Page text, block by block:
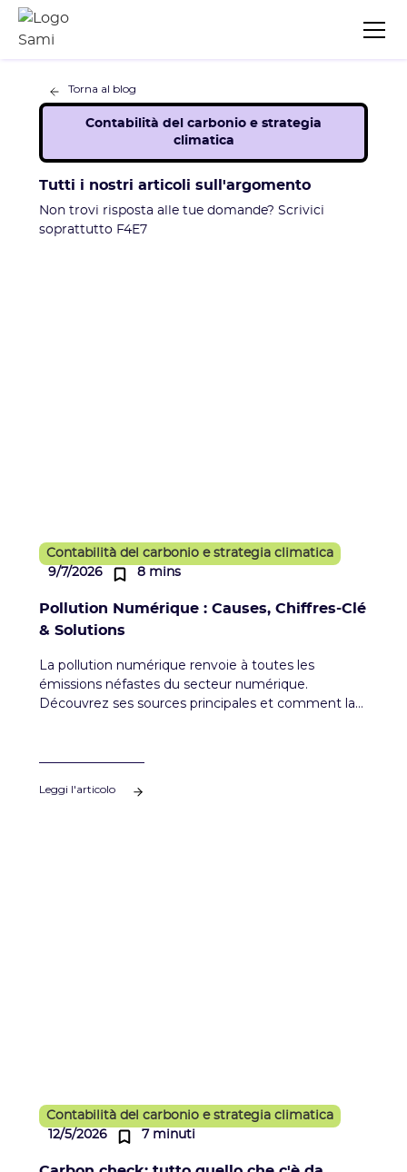
Torna al blog
Contabilità del carbonio e strategia
climatica
Tutti i nostri articoli sull'argomento
Non trovi risposta alle tue domande? Scrivici
soprattutto F4E7
Contabilità del carbonio e strategia climatica
9/7/2026
8 mins
Pollution Numérique : Causes, Chiffres-Clé
& Solutions
La pollution numérique renvoie à toutes les
émissions néfastes du secteur numérique.
Découvrez ses sources principales et comment la
Leggi l'articolo
Contabilità del carbonio e strategia climatica
12/5/2026
7 minuti